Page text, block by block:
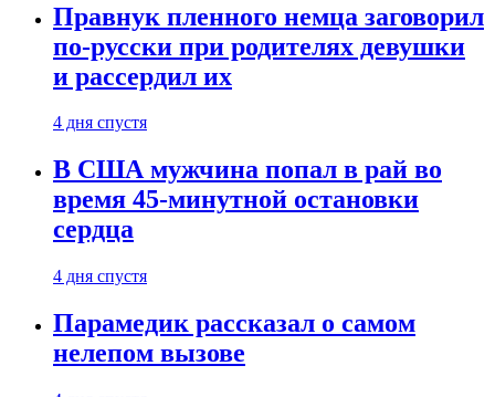
Правнук пленного немца заговорил
по-русски при родителях девушки
и рассердил их
4 дня спустя
В США мужчина попал в рай во
время 45-минутной остановки
сердца
4 дня спустя
Парамедик рассказал о самом
нелепом вызове